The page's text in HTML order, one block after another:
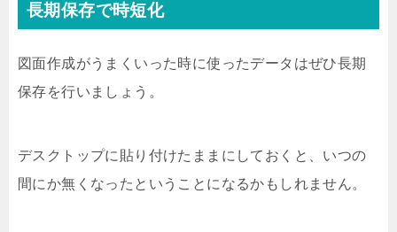
長期保存で時短化
図面作成がうまくいった時に使ったデータはぜひ長期
保存を行いましょう。
デスクトップに貼り付けたままにしておくと、いつの
間にか無くなったということになるかもしれません。